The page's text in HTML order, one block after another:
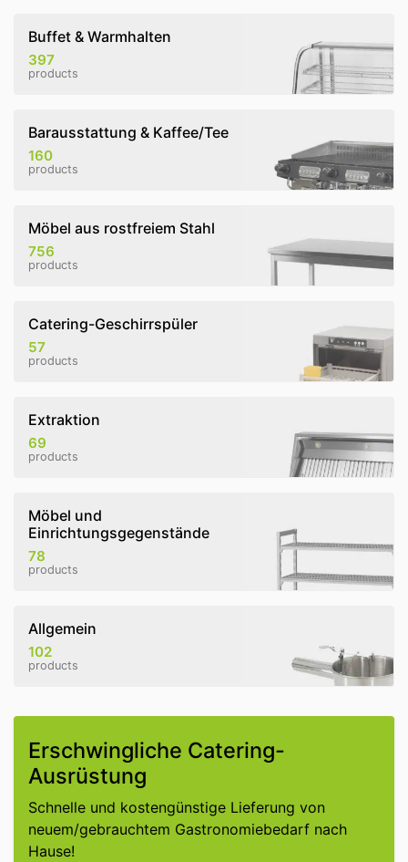
Buffet & Warmhalten
397
products
Barausstattung & Kaffee/Tee
160
products
Möbel aus rostfreiem Stahl
756
products
Catering-Geschirrspüler
57
products
Extraktion
69
products
Möbel und
Einrichtungsgegenstände
78
products
Allgemein
102
products
Erschwingliche Catering-
Ausrüstung
Schnelle und kostengünstige Lieferung von
neuem/gebrauchtem Gastronomiebedarf nach
Hause!